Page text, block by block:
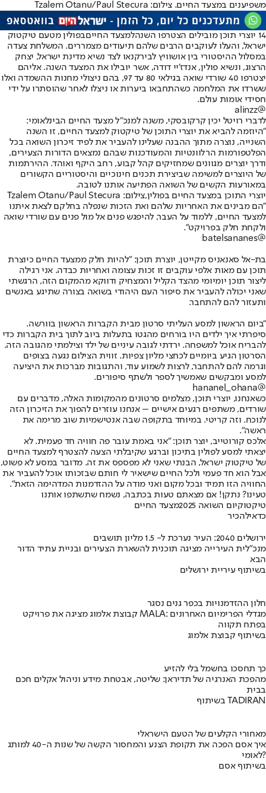
משפיענים במצעד החיים. צילום: Tzalem Otanu/Paul Stecura
14 יוצרי תוכן מובילים הצטרפו השנה למצעד החייםבפולין מטעם טיקטוק
ישראל, והעלו לעוקבים הרבים שלהם תיעודים מצמררים. המשלחת צעדה
במסלול ההיסטורי בין אושוויץ לבירקנאו לצד נשיא מדינת ישראל, יצחק
הרצוג, ונשיא פולין, אנדז'יי דודה, אשר יובילו את המצעד השנה. אליהם
יצטרפו 40 שורדי שואה בגילאי 80 עד 97, בהם ניצולי מחנות ההשמדה ואלו
ששרדו את המלחמה כשהתחבאו ביערות או ניצלו לאחר שהוסתרו על ידי
חסידי אומות עולם.
@alinzz
לדברי רויטל יכין קרקובסקי, משנה למנכ״ל מצעד החיים הבינלאומי:
"היוזמה להביא את יוצרי התוכן של טיקטוק למצעד החיים, זו השנה
השנייה, נוצרה מתוך ההבנה שעלינו להעביר את לפיד זיכרון השואה בכל
הפלטפורמות הרלוונטיות והמעודכנות שבהם נמצאים הדורות הצעירים,
ודרך יוצרים מגוונים שמחזיקים קהל קבוע, רחב היקף ואוהד. ההירתמות
של היוצרים למשימה שביצירת תכנים חינוכיים והיסטוריים הקשורים
במאורעות הקשים של השואה הפתיעה אותנו לטובה.
יוצרי התוכן במצעד החיים בפולין,צילום: Tzalem Otanu/Paul Stecura
"הם מבינים את האחריות שלהם ואת הזכות שנפלה בחלקם לצאת איתנו
למצעד החיים, ללמוד על העבר, להיפגש פנים אל מול פנים עם שורדי שואה
ולקחת חלק בפרויקט".
@batelsananes
בת-אל סאנאניס מקייטן, יוצרת תוכן: "להיות חלק ממצעד החיים כיוצרת
תוכן עם מאות אלפי עוקבים זו זכות עצומה ואחריות כבדה. אני רגילה
ליצור תוכן יומיומי מהצד הקליל והמצחיק ודווקא מהמקום הזה, הרגשתי
שאני יכולה להעביר את סיפור העם היהודי בשואה בצורה שתיגע באנשים
ותעזור להם להתחבר.
"ביום הראשון למסע העליתי סרטון מבית הקברות הראשון בוורשה.
סיפרתי איך ילדים היו בורחים מהגטו בתעלות ביוב לתוך בית הקברות כדי
להבריח אוכל למשפחה. ירדתי לגובה עיניים של ילד וצילמתי מהגובה הזה.
הסרטון הגיע ביומיים לכחצי מליון צפיות. זווית הצילום נגעה בצופים
וגרמה להם להתחבר, לרצות לשמוע עוד, והתגובות מברכות את היציעה
למסע ומבקשים שאמשיך לספר ולשתף סיפורים.
@hananel_ohana
כשאנחנו, יוצרי תוכן, מצלמים סרטונים מהמקומות האלה, מדברים עם
שורדים, משתפים רגעים אישיים – אנחנו עוזרים להפוך את הזיכרון הזה
לנוכח. וזה קריטי. במיוחד בתקופה שבה אנטישמיות שוב מרימה את
ראשה".
אלכס קורוטייב, יוצר תוכן: "אני באמת עובר פה חוויה חד פעמית. לא
יצאתי למסע לפולין בתיכון וברגע שקיבלתי הצעה להצטרף למצעד החיים
של טיקטוק ישראל, הבנתי שאני לא מפספס את זה. מדובר במסע לא פשוט,
אבל הוא חד פעמי ולכל החיים שישאיר לי חותם שבזכותו אוכל להעביר את
החוויה הזו תמיד ובכל מקום ואני מודה על ההזדמנות המדהימה הזאת".
טעינו? נתקן! אם מצאתם טעות בכתבה, נשמח שתשתפו אותנו
טיקטוקיום השואה 2025
מצעד החיים
כדאילהכיר
ירושלים 2040: העיר נערכת ל- 1.5 מליון תושבים
מנכ"לית העירייה מציגה תוכנית להשארת הצעירים ובניית עתיד הדור
הבא
בשיתוף עיריית ירושלים
חלון ההזדמנויות בכפר גנים נסגר
קבוצת אלמוג מציגה את פרויקט MALA: מגדלי הפרימיום האחרונים
בפתח תקווה
בשיתוף קבוצת אלמוג
כך תחסכו בחשמל בלי להזיע
מהפכת האנרגיה של תדיראן: שליטה, אבטחת מידע וניהול אקלים חכם
בבית
בשיתוף TADIRAN
מאחורי הקלעים של הטעם הישראלי
איך אסם הפכה את תקופת הצנע והמחסור הקשה של שנות ה-40 למותג
לאומי?
בשיתוף אסם